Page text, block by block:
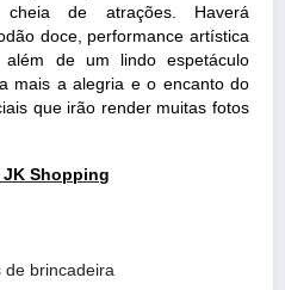
de atrações. Haverá
doce, performance artística
além de um lindo espetáculo
mais a alegria e o encanto do
que irão render muitas fotos
JK Shopping
de brincadeira